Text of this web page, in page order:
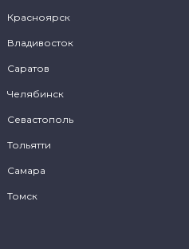
Красноярск
Владивосток
Саратов
Челябинск
Севастополь
Тольятти
Самара
Томск